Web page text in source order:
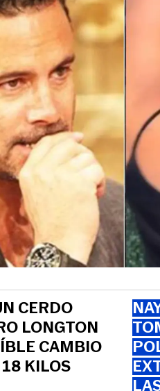
CERDO
LONGTON
CAMBIO
KILOS